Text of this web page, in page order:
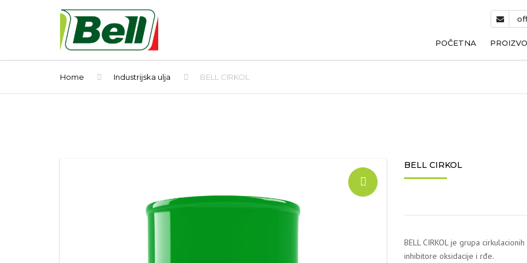
POČETNA
Home Industrijska ulja BELL CIRKOL
BELL CIRKOL
BELL CIRKOL je grupa
inhibitore oksidacije i rđe.